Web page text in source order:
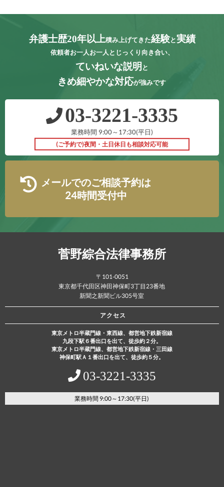
弁護士歴20年以上積み上げてきた経験と実績
依頼者お一人お一人とじっくり向き合い、
ていねいな説明 と
きめ細やかな対応が強みです
03‐3221‐3335
業務時間 9:00～17:30(平日)
(ご予約で)夜間・土日休日も相談対応可能
メールでのご相談予約は
24時間受付中
菅野綜合法律事務所
〒101-0051
東京都千代田区神田神保町3丁目23番地
新聞之新聞ビル305号室
アクセス
東京メトロ半蔵門線・東西線、都営地下鉄新宿線
九段下駅６番出口を出て、徒歩約２分。
東京メトロ半蔵門線、都営地下鉄新宿線・三田線
神保町駅Ａ１番出口を出て、徒歩約５分。
03‐3221‐3335
業務時間 9:00～17:30(平日)